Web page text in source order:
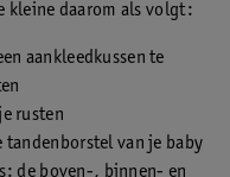
kleine daarom als volgt:
aankleedkussen te
rusten
tandenborstel van je baby
de boven-, binnen- en